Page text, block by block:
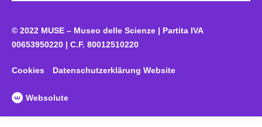
© 2022 MUSE – Museo delle Scienze | Partita IVA
00653950220 | C.F. 80012510220
Cookies Datenschutzerklärung Website
Websolute